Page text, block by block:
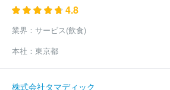
4.8
業界： サービス(飲食)
本社： 東京都
株式会社タマディック